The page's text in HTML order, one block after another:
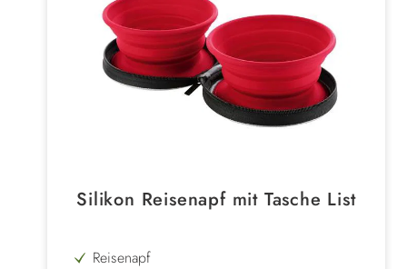
Silikon Reisenapf mit Tasche List
Reisenapf